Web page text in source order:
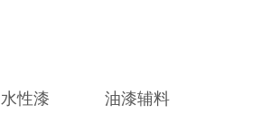
水性漆 油漆辅料